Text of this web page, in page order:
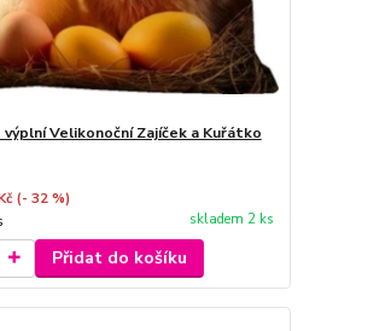
Velikonoční Zajíček a Kuřátko
(- 32 %)
skladem 2 ks
Přidat do košíku